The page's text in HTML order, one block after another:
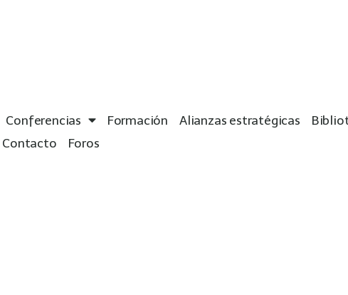
Conferencias Formación Alianzas estratégicas
Contacto Foros